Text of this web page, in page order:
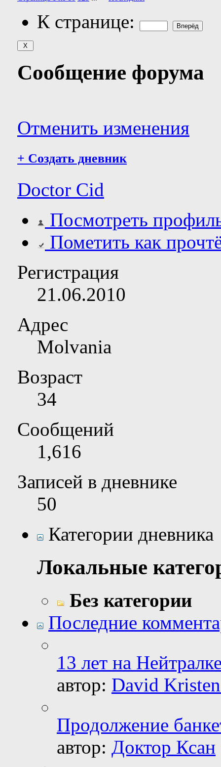
К странице:
Сообщение форума
Отменить изменения
+ Создать дневник
Doctor Cid
Посмотреть
Пометить как
Регистрация
21.06.2010
Адрес
Molvania
Возраст
34
Сообщений
1,616
Записей в дневнике
50
Категории дневника
Локальные
Без категории
Последние
13 лет на
автор: David
Продолжение
автор: Доктор Ксан